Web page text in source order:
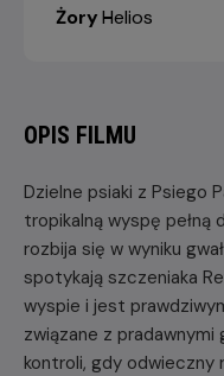
Żory-
Helios
OPIS FILMU
Dzielne psiaki z Psiego
tropikalną wyspę
rozbija się w wyniku
spotykają szczeniaka
wyspie i jest
związane z
kontroli, gdy odwieczny